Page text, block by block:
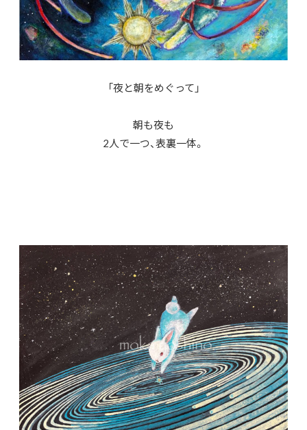
「夜と朝をめぐって」
朝も夜も
2人で一つ、表裏一体。